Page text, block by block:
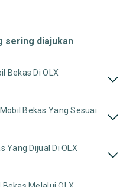
sering diajukan
Bekas Di OLX
Bekas Yang Sesuai
Yang Dijual Di OLX